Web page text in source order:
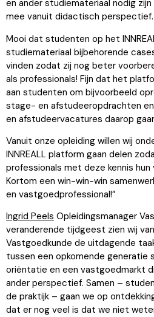
en ander studiemateriaal nodig
mee vanuit didactisch perspectief.
Mooi dat studenten op het
studiemateriaal bijbehorende
vinden zodat zij nog beter
als professionals! Fijn dat het
aan studenten om bijvoorbeeld
stage- en afstudeeropdrachten
en afstudeervacatures daarop
Vanuit onze opleiding willen wij
INNREALL platform gaan delen
professionals met deze kennis hun
Kortom een win-win-win
en vastgoedprofessional!”
Ingrid Peels Opleidingsmanager
veranderende tijdgeest zien wij
Vastgoedkunde de uitdagende
tussen een opkomende generatie
oriëntatie en een vastgoedmarkt
ander perspectief. Samen –
de praktijk – gaan we op
dat er nog veel is dat we niet